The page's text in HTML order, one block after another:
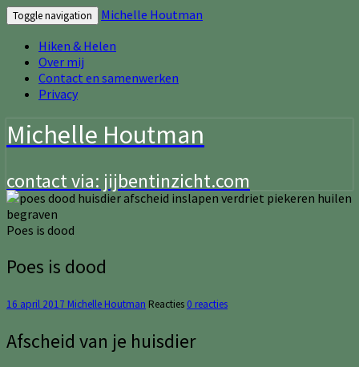
Toggle navigation
Michelle Houtman
Hiken & Helen
Over mij
Contact en samenwerken
Privacy
Michelle Houtman
contact via: jijbentinzicht.com
Poes is dood
Poes is dood
16 april 2017 Michelle Houtman Reacties 0 reacties
Afscheid van je huisdier